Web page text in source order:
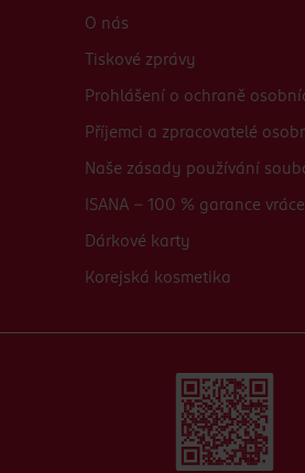
O nás
Tiskové zprávy
Prohlášení o ochraně
Příjemci a zpracovatelé
Naše zásady používání
ISANA - 100 % garance
Dárkové karty
Korejská kosmetika